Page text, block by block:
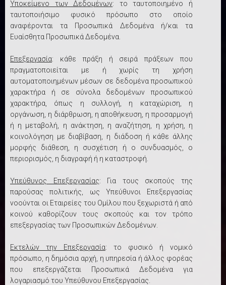
Υποκείμενο των Δεδομένων: το ταυτοποιημένο ή
ταυτοποιήσιμο φυσικό πρόσωπο στο οποίο
αναφέρονται τα Προσωπικά Δεδομένα ή/και τα
Ευαίσθητα Προσωπικά Δεδομένα.
Επεξεργασία: κάθε πράξη ή σειρά πράξεων που
πραγματοποιείται με ή χωρίς τη χρήση
αυτοματοποιημένων μέσων σε δεδομένα προσωπικού
χαρακτήρα ή σε σύνολα δεδομένων προσωπικού
χαρακτήρα, όπως η συλλογή, η καταχώριση, η
οργάνωση, η διάρθρωση, η αποθήκευση, η προσαρμογή
ή η μεταβολή, η ανάκτηση, η αναζήτηση, η χρήση, η
κοινολόγηση με διαβίβαση, η διάδοση ή κάθε άλλης
μορφής διάθεση, η συσχέτιση ή ο συνδυασμός, ο
περιορισμός, η διαγραφή ή η καταστροφή.
Υπεύθυνος Επεξεργασίας: Για τους σκοπούς της
παρούσας πολιτικής, ως Υπεύθυνοι Επεξεργασίας
νοούνται οι Εταιρείες του Ομίλου που ξεχωριστά ή από
κοινού καθορίζουν τους σκοπούς και τον τρόπο
επεξεργασίας των Προσωπικών Δεδομένων.
Εκτελών την Επεξεργασία: το φυσικό ή νομικό
πρόσωπο, η δημόσια αρχή, η υπηρεσία ή άλλος φορέας
που επεξεργάζεται Προσωπικά Δεδομένα για
λογαριασμό του Υπεύθυνου Επεξεργασίας.